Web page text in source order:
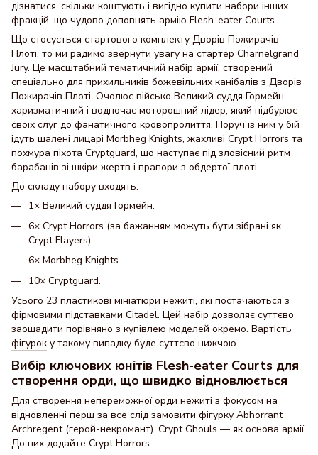
дізнатися, скільки коштують і вигідно купити набори інших
фракцій, що чудово доповнять армію Flesh-eater Courts.
Що стосується стартового комплекту Дворів Пожирачів
Плоті, то ми радимо звернути увагу на стартер Charnelgrand
Jury. Це масштабний тематичний набір армії, створений
спеціально для прихильників божевільних канібалів з Дворів
Пожирачів Плоті. Очолює військо Великий суддя Гормейн —
харизматичний і водночас моторошний лідер, який підбурює
своїх слуг до фанатичного кровопролиття. Поруч із ним у бій
ідуть шалені лицарі Morbheg Knights, жахливі Crypt Horrors та
похмура піхота Cryptguard, що наступає під зловісний ритм
барабанів зі шкіри жертв і прапори з обдертої плоті.
До складу набору входять:
1× Великий суддя Гормейн.
6× Crypt Horrors (за бажанням можуть бути зібрані як
Crypt Flayers).
6× Morbheg Knights.
10× Cryptguard.
Усього 23 пластикові мініатюри нежиті, які постачаються з
фірмовими підставками Citadel. Цей набір дозволяє суттєво
заощадити порівняно з купівлею моделей окремо. Вартість
фігурок у такому випадку буде суттєво нижчою.
Вибір ключових юнітів Flesh-eater Courts для
створення орди, що швидко відновлюється
Для створення непереможної орди нежиті з фокусом на
відновленні перш за все слід замовити фігурку Abhorrant
Archregent (герой-некромант). Crypt Ghouls — як основа армії.
До них додайте Crypt Horrors.